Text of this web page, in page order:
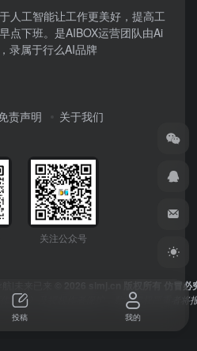
人工智能让工作更美好，提高工
点下班。是AIBOX运营团队由Ai
录属于行么AI品牌
责声明 关于我们
关注公众号
© 2026 simj.cn 版权所有 仿冒必
法》及授权作者保护，数据侵权严重者将
投稿 我的